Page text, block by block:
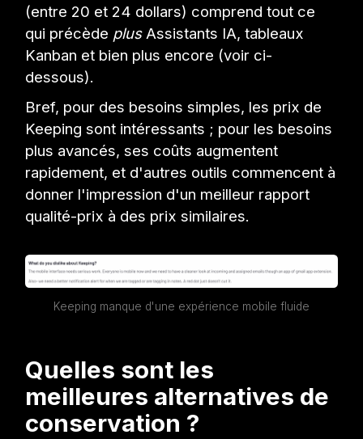
(entre 20 et 24 dollars) comprend tout ce
qui précède plusAssistants IA, tableaux
Kanban et bien plus encore (voir ci-
dessous).
Bref, pour des besoins simples, les prix de
Keeping sont intéressants ; pour les besoins
plus avancés, ses coûts augmentent
rapidement, et d'autres outils commencent à
donner l'impression d'un meilleur rapport
qualité-prix à des prix similaires.
Keeping manque d'une expérience mobile fluide
Quelles sont les
meilleures alternatives de
conservation ?